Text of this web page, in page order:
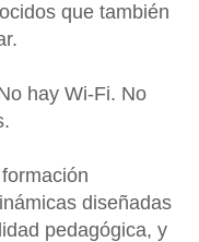
que también
hay Wi-Fi. No
diseñadas
pedagógica, y